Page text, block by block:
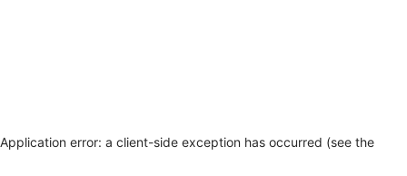
Application error: a client-side exception has occurred (see the